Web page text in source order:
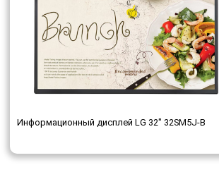
Информационный дисплей LG 32" 32SM5J-B